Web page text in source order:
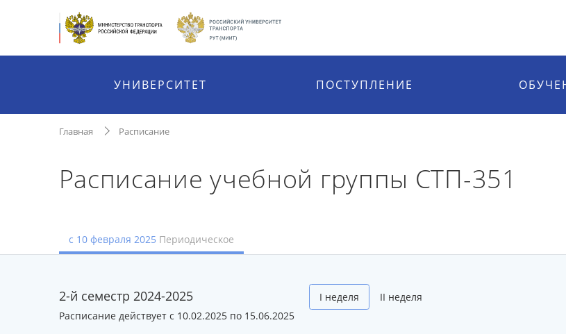
УНИВЕРСИТЕТ ПОСТУПЛЕНИЕ
Главная Расписание
Расписание учебной группы СТП-351
с 10 февраля 2025 Периодическое
2-й семестр 2024-2025
Расписание действует с 10.02.2025 по 15.06.2025
I неделя II неделя